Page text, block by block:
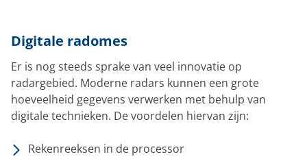
Digitale radomes
Er is nog steeds sprake van veel innovatie op
radargebied. Moderne radars kunnen een grote
hoeveelheid gegevens verwerken met behulp van
digitale technieken. De voordelen hiervan zijn:
Rekenreeksen in de processor